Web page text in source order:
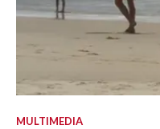
MULTIMEDIA